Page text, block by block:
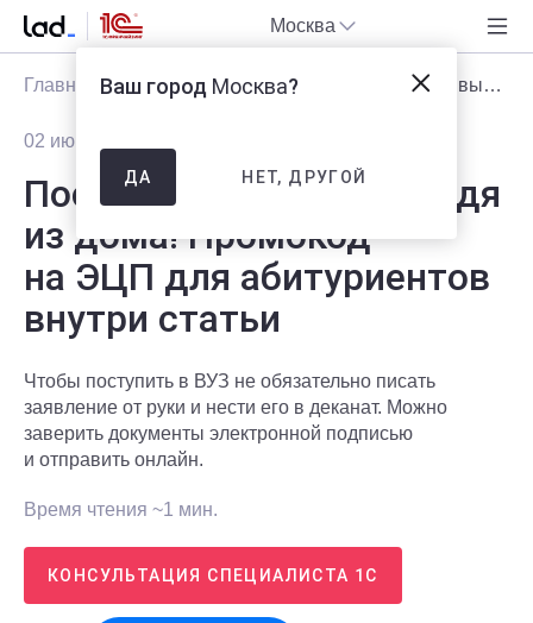
Москва
Главная Блог Статьи Поступай в ВУЗ не выходя из дома! Промокод на ЭЦП для абитуриентов внутри статьи
02 июня 2020
Поступай в ВУЗ не выходя
из дома! Промокод
на ЭЦП для абитуриентов
внутри статьи
Чтобы поступить в ВУЗ не обязательно писать
заявление от руки и нести его в деканат. Можно
заверить документы электронной подписью
и отправить онлайн.
Время чтения ~1 мин.
КОНСУЛЬТАЦИЯ СПЕЦИАЛИСТА 1С
Ваш город Москва?
ДА НЕТ, ДРУГОЙ